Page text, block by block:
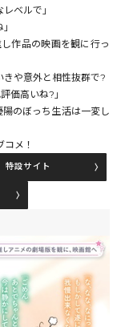
ベルで」
作品の映画を観に行っ
や意外と相性抜群で?
価高いね?」
のぼっち生活は一変し
メ！
特設サイト